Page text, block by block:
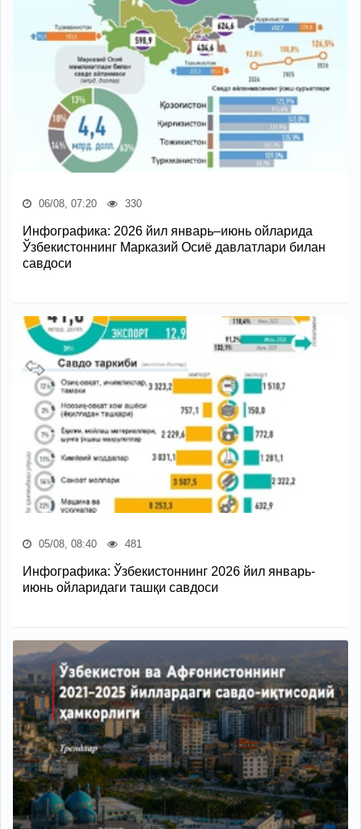
06/08, 07:20 330
Инфографика: 2026 йил январь–июнь ойларида
Ўзбекистоннинг Марказий Осиё давлатлари билан
савдоси
05/08, 08:40 481
Инфографика: Ўзбекистоннинг 2026 йил январь-
июнь ойларидаги ташқи савдоси